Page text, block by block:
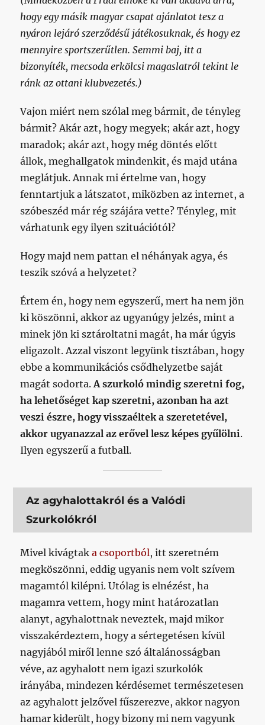
hogy egy másik magyar csapat ajánlatot tesz a
nyáron lejáró szerződésű játékosuknak, és hogy ez
mennyire sportszerűtlen. Semmi baj, itt a
bizonyíték, mecsoda erkölcsi magaslatról tekint le
ránk az ottani klubvezetés.)
Vajon miért nem szólal meg bármit, de tényleg
bármit? Akár azt, hogy megyek; akár azt, hogy
maradok; akár azt, hogy még döntés előtt
állok, meghallgatok mindenkit, és majd utána
meglátjuk. Annak mi értelme van, hogy
fenntartjuk a látszatot, miközben az internet, a
szóbeszéd már rég szájára vette? Tényleg, mit
várhatunk egy ilyen szituációtól?
Hogy majd nem pattan el néhányak agya, és
teszik szóvá a helyzetet?
Értem én, hogy nem egyszerű, mert ha nem jön
ki köszönni, akkor az ugyanúgy jelzés, mint a
minek jön ki sztároltatni magát, ha már úgyis
eligazolt. Azzal viszont legyünk tisztában, hogy
ebbe a kommunikációs csődhelyzetbe saját
magát sodorta.A szurkoló mindig szeretni fog,
ha lehetőséget kap szeretni, azonban ha azt
veszi észre, hogy visszaéltek a szeretetével,
akkor ugyanazzal az erővel lesz képes gyűlölni.
Ilyen egyszerű a futball.
Az agyhalottakról és a Valódi
Szurkolókról
Mivel kivágtaka csoportból, itt szeretném
megköszönni, eddig ugyanis nem volt szívem
magamtól kilépni. Utólag is elnézést, ha
magamra vettem, hogy mint határozatlan
alanyt, agyhalottnak neveztek, majd mikor
visszakérdeztem, hogy a sértegetésen kívül
nagyjából miről lenne szó általánosságban
véve, az agyhalott nem igazi szurkolók
irányába, mindezen kérdésemet természetesen
az agyhalott jelzővel fűszerezve, akkor nagyon
hamar kiderült, hogy bizony mi nem vagyunk